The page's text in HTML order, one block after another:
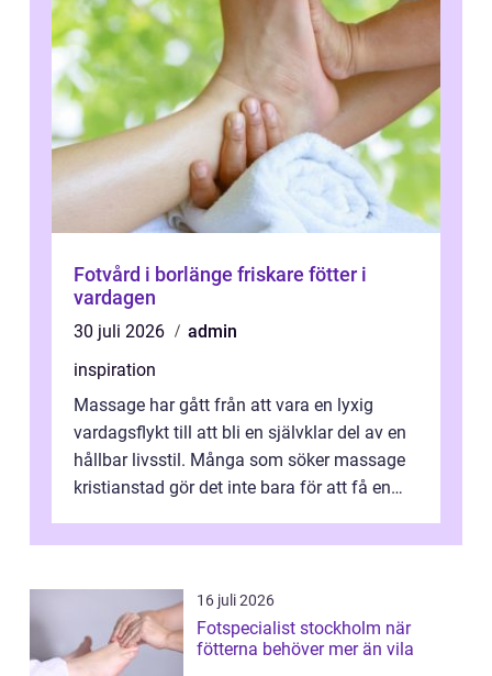
Fotvård i borlänge friskare fötter i
vardagen
30 juli 2026
admin
inspiration
Massage har gått från att vara en lyxig
vardagsflykt till att bli en självklar del av en
hållbar livsstil. Många som söker massage
kristianstad gör det inte bara för att få en
16 juli 2026
Fotspecialist stockholm när
fötterna behöver mer än vila